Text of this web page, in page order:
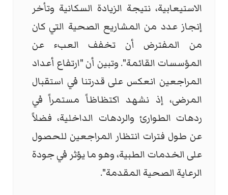
الاستيعابية، نتيجة الزيادة السكانية وتأخر
إنجاز عدد من المشاريع الصحية التي كان
من المفترض أن تخفف العبء عن
المؤسسات القائمة". وتبين أن "ارتفاع أعداد
المراجعين انعكس على قدرتنا في استقبال
المرضى، إذ نشهد اكتظاظاً مستمراً في
ردهات الطوارئ والردهات الداخلية، فضلاً
عن طول فترات انتظار المراجعين للحصول
على الخدمات الطبية، وهو ما يؤثر في جودة
الرعاية الصحية المقدمة".